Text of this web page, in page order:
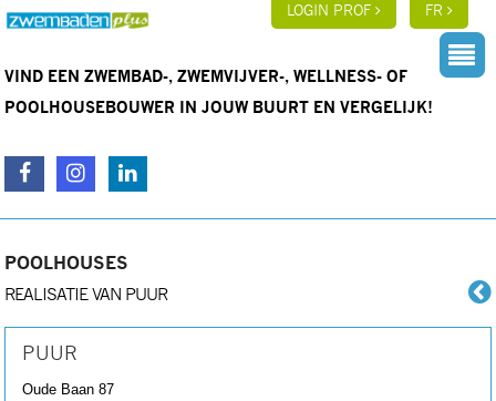
LOGIN PROF FR
VIND EEN ZWEMBAD-, ZWEMVIJVER-, WELLNESS- OF
POOLHOUSEBOUWER IN JOUW BUURT EN VERGELIJK!
POOLHOUSES
REALISATIE VAN PUUR
PUUR
Oude Baan 87